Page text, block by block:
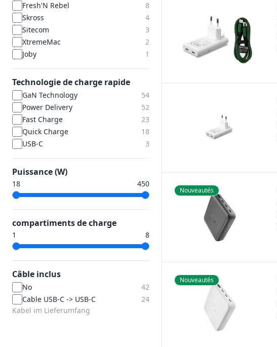
Fresh'N Rebel
8
Skross
4
Sitecom
3
XtremeMac
2
Joby
1
Technologie de charge rapide
GaN Technology
54
Power Delivery
52
Fast Charge
23
Quick Charge
18
USB-C
3
Puissance (W)
compartiments de charge
Câble inclus
No
42
Cable USB-C -> USB-C
24
Kabel im Lieferumfang
Nouveautés
Nouveautés